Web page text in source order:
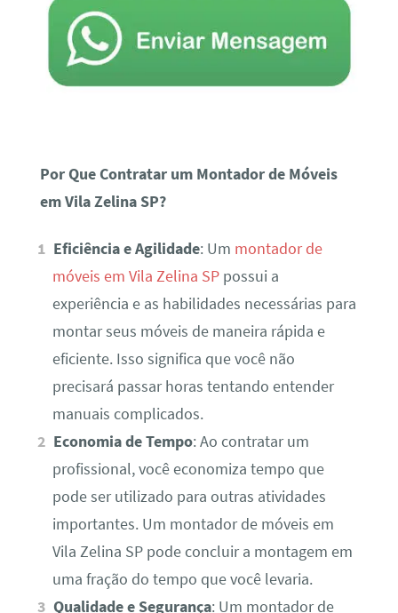
Por Que Contratar um Montador de Móveis
em Vila Zelina SP?
Eficiência e Agilidade: Um montador de
móveis em Vila Zelina SPpossui a
experiência e as habilidades necessárias para
montar seus móveis de maneira rápida e
eficiente. Isso significa que você não
precisará passar horas tentando entender
manuais complicados.
Economia de Tempo: Ao contratar um
profissional, você economiza tempo que
pode ser utilizado para outras atividades
importantes. Um montador de móveis em
Vila Zelina SP pode concluir a montagem em
uma fração do tempo que você levaria.
Qualidade e Segurança: Um montador de